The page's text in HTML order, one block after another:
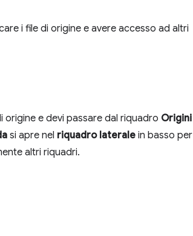
i file di origine e avere accesso ad altri
origine e devi passare dal riquadro Origini
si apre nel riquadro laterale in basso per
altri riquadri.